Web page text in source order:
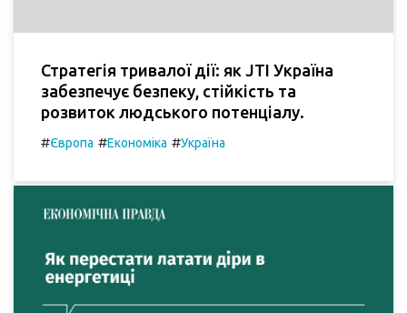
Стратегія тривалої дії: як JTI Україна
забезпечує безпеку, стійкість та
розвиток людського потенціалу.
#Європа #Економіка #Україна